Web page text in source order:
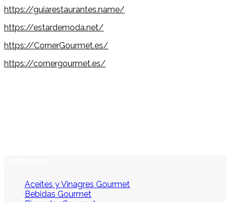
https://guiarestaurantes.name/
https://estardemoda.net/
https://CornerGourmet.es/
https://cornergourmet.es/
Aceites y Vinagres Gourmet
Bebidas Gourmet